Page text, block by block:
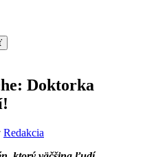
Doktorka
Redakcia